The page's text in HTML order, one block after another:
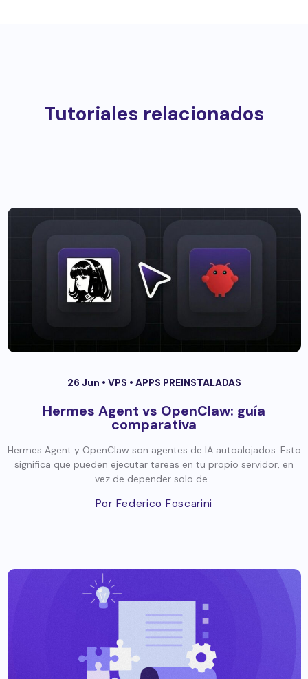
Tutoriales relacionados
26 Jun • VPS • APPS PREINSTALADAS
Hermes Agent vs OpenClaw: guía
comparativa
Hermes Agent y OpenClaw son agentes de IA autoalojados. Esto
significa que pueden ejecutar tareas en tu propio servidor, en
vez de depender solo de...
Por Federico Foscarini